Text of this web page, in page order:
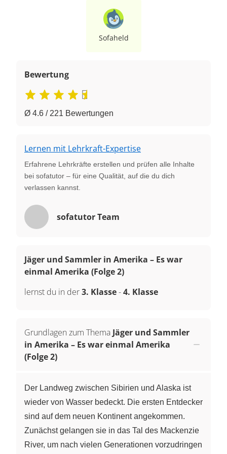
Sofaheld
Bewertung
Ø 4.6 / 221 Bewertungen
Lernen mit Lehrkraft-Expertise
Erfahrene Lehrkräfte erstellen und prüfen alle Inhalte
bei sofatutor – für eine Qualität, auf die du dich
verlassen kannst.
sofatutor Team
Jäger und Sammler in Amerika – Es war
einmal Amerika (Folge 2)
lernst du in der3. Klasse-4. Klasse
Grundlagen zum Thema Jäger und Sammler
in Amerika – Es war einmal Amerika
(Folge 2)
Der Landweg zwischen Sibirien und Alaska ist
wieder von Wasser bedeckt. Die ersten Entdecker
sind auf dem neuen Kontinent angekommen.
Zunächst gelangen sie in das Tal des Mackenzie
River, um nach vielen Generationen vorzudringen